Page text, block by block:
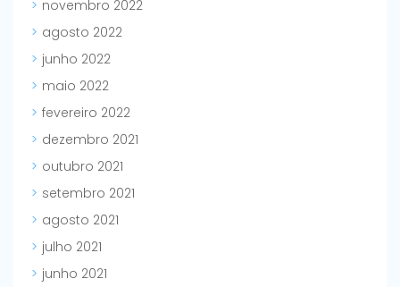
novembro 2022
agosto 2022
junho 2022
maio 2022
fevereiro 2022
dezembro 2021
outubro 2021
setembro 2021
agosto 2021
julho 2021
junho 2021